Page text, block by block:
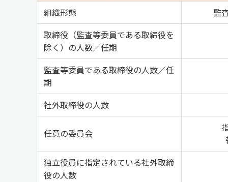
組織形態
監
取締役（監査等委員である取締役を
除く）の人数／任期
監査等委員である取締役の人数／任
期
社外取締役の人数
任意の委員会
独立役員に指定されている社外取締
役の人数